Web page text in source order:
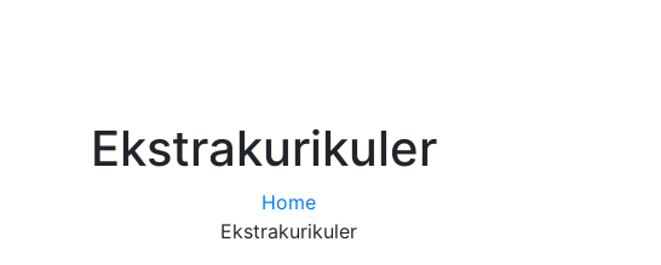
Ekstrakurikuler
Home
Ekstrakurikuler